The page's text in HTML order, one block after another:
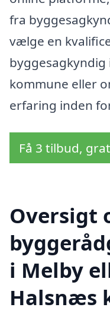
fra
vælge en
byggesagkyndig
kommune eller
erfaring inden
Få 3 tilbud,
Oversigt
i Melby
Halsnæs